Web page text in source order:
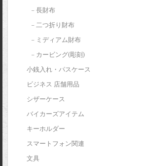
– 長財布
– 二つ折り財布
– ミディアム財布
– カービング(彫刻)
小銭入れ・パスケース
ビジネス 店舗用品
シザーケース
バイカーズアイテム
キーホルダー
スマートフォン関連
文具